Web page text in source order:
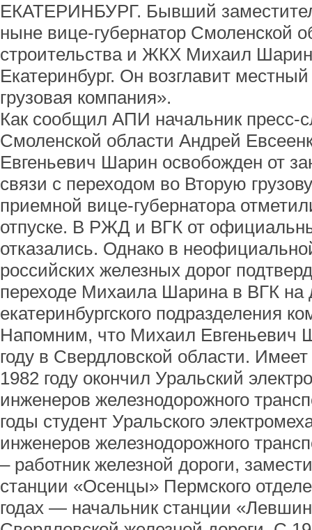
ЕКАТЕРИНБУРГ. Бывший
ныне вице-губернатор Смоленской
строительства и ЖКХ Михаил
Екатеринбург. Он возглавит
грузовая компания».
Как сообщил АПИ начальник пресс-
Смоленской области Андрей
Евгеньевич Шарин освобожден от
связи с переходом во Вторую
приемной вице-губернатора
отпуске. В РЖД и ВГК от
отказались. Однако в
российских железных дорог
переходе Михаила Шарина в ВГК на
екатеринбургского подразделения
Напомним, что Михаил Евгеньевич
году в Свердловской области.
1982 году окончил Уральский
инженеров железнодорожного
годы студент Уральского
инженеров железнодорожного
– работник железной дороги,
станции «Осенцы» Пермского
годах — начальник станции